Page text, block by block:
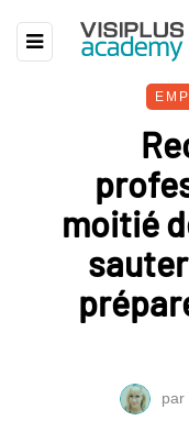
moitié
par